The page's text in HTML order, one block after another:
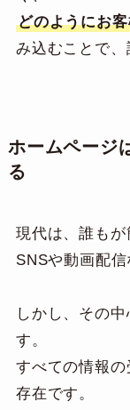
どのようにお
み込むことで、
ホームページ
る
現代は、誰もが
SNSや動画配
しかし、その
す。
すべての情報
存在です。